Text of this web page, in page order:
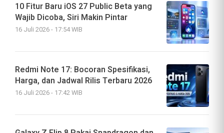
10 Fitur Baru iOS 27 Public Beta yang
Wajib Dicoba, Siri Makin Pintar
16 Juli 2026 - 17:54 WIB
Redmi Note 17: Bocoran Spesifikasi,
Harga, dan Jadwal Rilis Terbaru 2026
16 Juli 2026 - 17:42 WIB